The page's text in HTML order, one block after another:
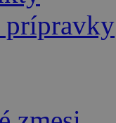
prípravky